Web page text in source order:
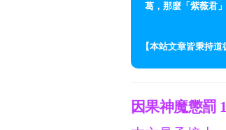
葛，那麼「紫薇君
【本站文章皆秉持
因果神魔懲罰